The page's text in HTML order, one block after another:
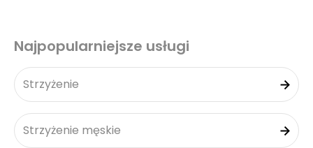
Najpopularniejsze usługi
Strzyżenie
Strzyżenie męskie